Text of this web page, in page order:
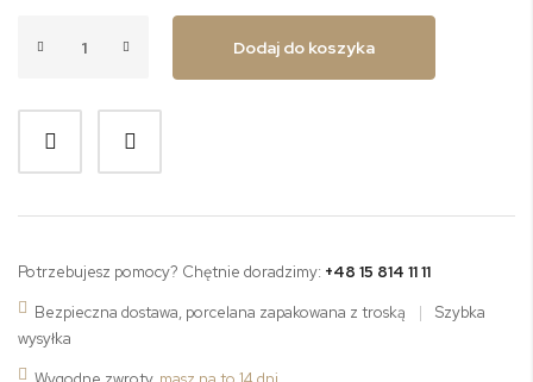
Dodaj do koszyka
Potrzebujesz pomocy? Chętnie doradzimy: +48 15 814 11 11
Bezpieczna dostawa, porcelana zapakowana z troską
|
Szybka
wysyłka